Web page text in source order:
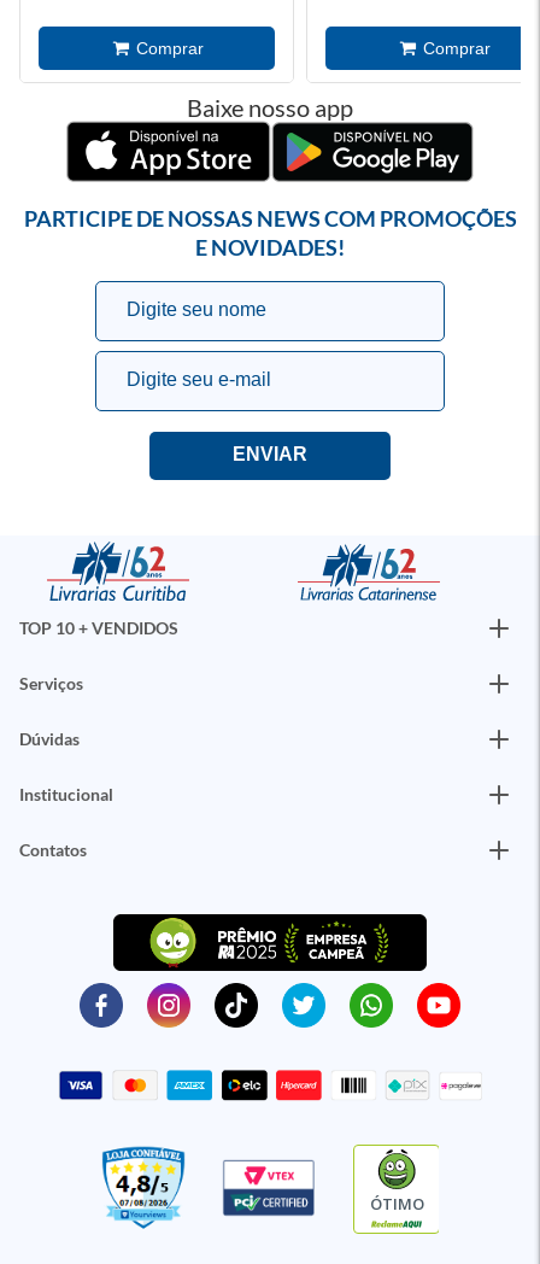
Baixe nosso app
PARTICIPE DE NOSSAS NEWS COM PROMOÇÕES
E NOVIDADES!
TOP 10 + VENDIDOS
Serviços
Dúvidas
Institucional
Contatos
ÓTIMO